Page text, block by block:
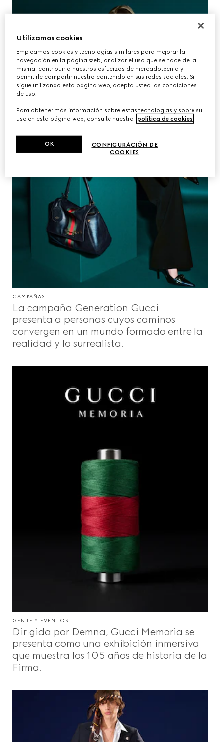
CAMPAÑAS
La campaña Generation Gucci
presenta a personas cuyos caminos
convergen en un mundo formado entre la
realidad y lo surrealista.
GENTE Y EVENTOS
Dirigida por Demna, Gucci Memoria se
presenta como una exhibición inmersiva
que muestra los 105 años de historia de la
Firma.
Utilizamos cookies
Empleamos cookies y tecnologías similares para mejorar la
navegación en la página web, analizar el uso que se hace de la
misma, contribuir a nuestros esfuerzos de mercadotecnia y
permitirle compartir nuestro contenido en sus redes sociales. Si
sigue utilizando esta página web, acepta usted las condiciones
de uso.
Para obtener más información sobre estas tecnologías y sobre su
uso en esta página web, consulte nuestra
política de cookies.
CONFIGURACIÓN DE
COOKIES
OK